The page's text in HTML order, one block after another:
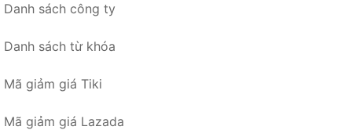
Danh sách công ty
Danh sách từ khóa
Mã giảm giá Tiki
Mã giảm giá Lazada